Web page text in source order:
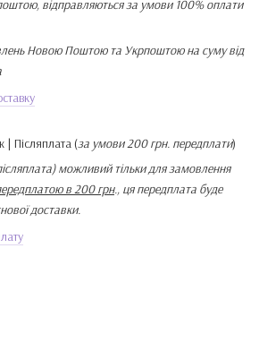
відправляються за умови 100% оплати
Новою Поштою та Укрпоштою на суму від
| Післяплата (за умови 200 грн. передплати)
можливий тільки для замовлення
в 200 грн., ця передплата буде
доставки.